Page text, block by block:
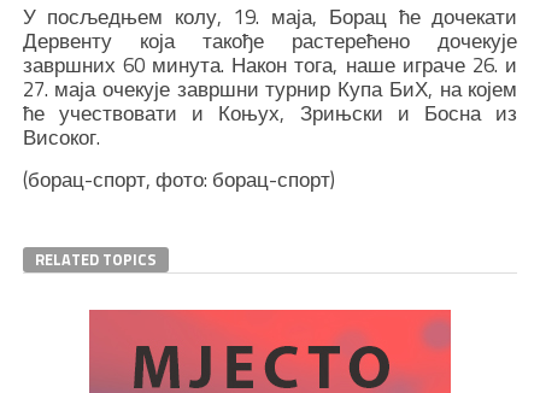
У посљедњем колу, 19. маја, Борац ће дочекати
Дервенту која такође растерећено дочекује
завршних 60 минута. Након тога, наше играче 26. и
27. маја очекује завршни турнир Купа БиХ, на којем
ће учествовати и Коњух, Зрињски и Босна из
Високог.
(борац-спорт, фото: борац-спорт)
RELATED TOPICS